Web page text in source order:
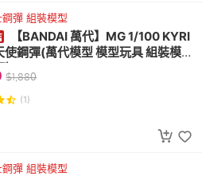
彈 組裝模型
【BANDAI 萬代】MG 1/100 KYRI
使鋼彈(萬代模型 模型玩具 組裝模型
)
$1,880
(1)
彈 組裝模型